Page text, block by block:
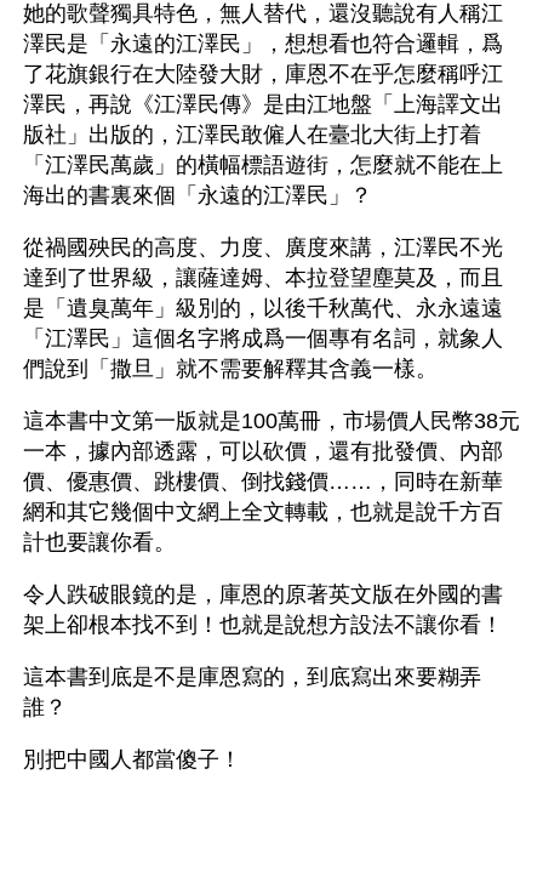
她的歌聲獨具特色，無人替代，還沒聽說有人稱江
澤民是「永遠的江澤民」，想想看也符合邏輯，爲
了花旗銀行在大陸發大財，庫恩不在乎怎麼稱呼江
澤民，再說《江澤民傳》是由江地盤「上海譯文出
版社」出版的，江澤民敢僱人在臺北大街上打着
「江澤民萬歲」的橫幅標語遊街，怎麼就不能在上
海出的書裏來個「永遠的江澤民」？
從禍國殃民的高度、力度、廣度來講，江澤民不光
達到了世界級，讓薩達姆、本拉登望塵莫及，而且
是「遺臭萬年」級別的，以後千秋萬代、永永遠遠
「江澤民」這個名字將成爲一個專有名詞，就象人
們說到「撒旦」就不需要解釋其含義一樣。
這本書中文第一版就是100萬冊，市場價人民幣38元
一本，據內部透露，可以砍價，還有批發價、內部
價、優惠價、跳樓價、倒找錢價……，同時在新華
網和其它幾個中文網上全文轉載，也就是說千方百
計也要讓你看。
令人跌破眼鏡的是，庫恩的原著英文版在外國的書
架上卻根本找不到！也就是說想方設法不讓你看！
這本書到底是不是庫恩寫的，到底寫出來要糊弄
誰？
別把中國人都當傻子！